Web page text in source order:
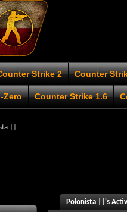
Strike 2 Counter
Zero Counter Strike 1.6
||
Polonista ||'s